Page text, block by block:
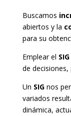
Buscamos
abiertos y la
para su
Emplear el
de decisiones,
Un SIGnos
variados
dinámica,